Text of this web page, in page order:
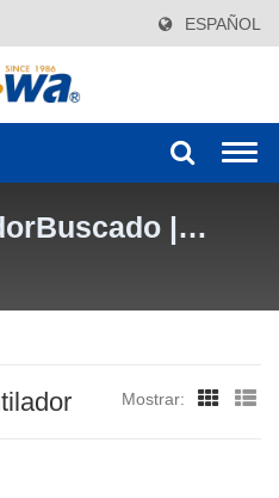
ESPAÑOL
|
INDUSTRY CO.,
Mostrar: